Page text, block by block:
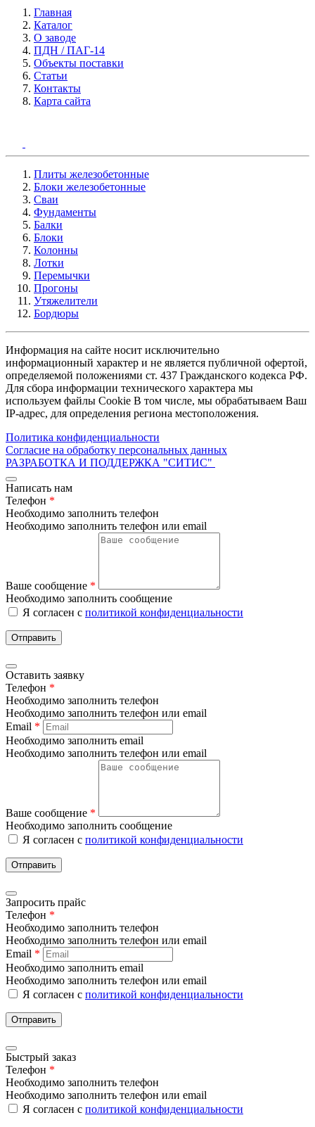
Главная
Каталог
О заводе
ПДН / ПАГ-14
Объекты поставки
Статьи
Контакты
Карта сайта
Плиты железобетонные
Блоки железобетонные
Сваи
Фундаменты
Балки
Блоки
Колонны
Лотки
Перемычки
Прогоны
Утяжелители
Бордюры
Информация на сайте носит исключительно
информационный характер и не является публичной офертой,
определяемой положениями ст. 437 Гражданского кодекса РФ.
Для сбора информации технического характера мы
используем файлы Cookie В том числе, мы обрабатываем Ваш
IP-адрес, для определения региона местоположения.
Политика конфиденциальности
Согласие на обработку персональных данных
РАЗРАБОТКА И ПОДДЕРЖКА "СИТИС"
Написать нам
Телефон *
Необходимо заполнить телефон
Необходимо заполнить телефон или email
Ваше сообщение *
Необходимо заполнить сообщение
Я согласен с политикой конфиденциальности
Отправить
Оставить заявку
Телефон *
Необходимо заполнить телефон
Необходимо заполнить телефон или email
Email *
Необходимо заполнить email
Необходимо заполнить телефон или email
Ваше сообщение *
Необходимо заполнить сообщение
Я согласен с политикой конфиденциальности
Отправить
Запросить прайс
Телефон *
Необходимо заполнить телефон
Необходимо заполнить телефон или email
Email *
Необходимо заполнить email
Необходимо заполнить телефон или email
Я согласен с политикой конфиденциальности
Отправить
Быстрый заказ
Телефон *
Необходимо заполнить телефон
Необходимо заполнить телефон или email
Я согласен с политикой конфиденциальности